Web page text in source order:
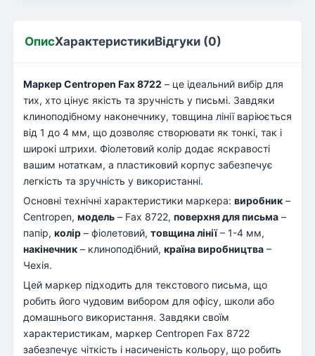
ОписХарактеристикиВідгуки (0)
Маркер Centropen Fax 8722 – це ідеальний вибір для
тих, хто цінує якість та зручність у письмі. Завдяки
клиноподібному наконечнику, товщина лінії варіюється
від 1 до 4 мм, що дозволяє створювати як тонкі, так і
широкі штрихи. Фіолетовий колір додає яскравості
вашим нотаткам, а пластиковий корпус забезпечує
легкість та зручність у використанні.
Основні технічні характеристики маркера: виробник –
Centropen, модель – Fax 8722, поверхня для письма –
папір, колір – фіолетовий, товщина лінії– 1-4 мм,
накінечник – клиноподібний, країна виробництва –
Чехія.
Цей маркер підходить для текстового письма, що
робить його чудовим вибором для офісу, школи або
домашнього використання. Завдяки своїм
характеристикам, маркер Centropen Fax 8722
забезпечує чіткість і насиченість кольору, що робить